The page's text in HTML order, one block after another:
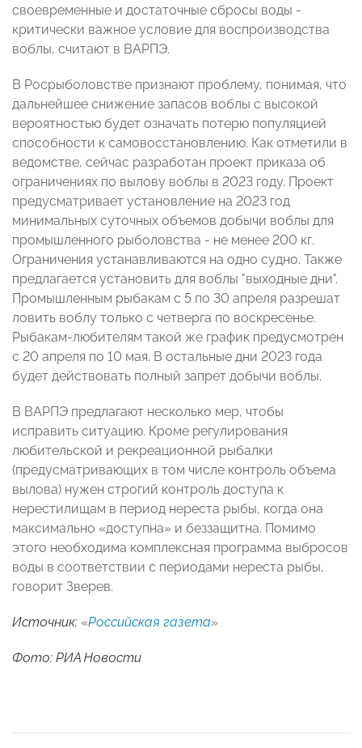
своевременные и достаточные сбросы воды -
критически важное условие для воспроизводства
воблы, считают в ВАРПЭ.
В Росрыболовстве признают проблему, понимая, что
дальнейшее снижение запасов воблы с высокой
вероятностью будет означать потерю популяцией
способности к самовосстановлению. Как отметили в
ведомстве, сейчас разработан проект приказа об
ограничениях по вылову воблы в 2023 году. Проект
предусматривает установление на 2023 год
минимальных суточных объемов добычи воблы для
промышленного рыболовства - не менее 200 кг.
Ограничения устанавливаются на одно судно. Также
предлагается установить для воблы "выходные дни".
Промышленным рыбакам с 5 по 30 апреля разрешат
ловить воблу только с четверга по воскресенье.
Рыбакам-любителям такой же график предусмотрен
с 20 апреля по 10 мая. В остальные дни 2023 года
будет действовать полный запрет добычи воблы.
В ВАРПЭ предлагают несколько мер, чтобы
исправить ситуацию. Кроме регулирования
любительской и рекреационной рыбалки
(предусматривающих в том числе контроль объема
вылова) нужен строгий контроль доступа к
нерестилищам в период нереста рыбы, когда она
максимально «доступна» и беззащитна. Помимо
этого необходима комплексная программа выбросов
воды в соответствии с периодами нереста рыбы,
говорит Зверев.
Источник: «Российская газета»
Фото: РИА Новости